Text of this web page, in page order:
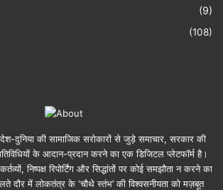
(9)
(108)
दुनिया की सामाजिक सरोकारों से जुड़े समाचार, सरकार की
के आदान-प्रदान करने का एक डिजिटल प्लेटफॉर्म है।
निष्पक्ष रिपोर्टिंग और सिद्धांतों पर कोई समझौता न करने का
दौर में लोकतंत्र के ‘चौथे स्तंभ’ की विश्वसनीयता को मज़बूत